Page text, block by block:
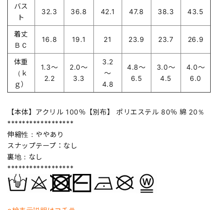
バス
ト
32.3 36.8 42.1 47.8 38.3 43.5
着丈
ＢＣ
16.8 19.1 21 23.9 23.7 26.9
体重
（ｋ
ｇ）
1.3～
2.2
2.0～
3.3
3.2
～
4.8
4.8～
6.5
3.0～
4.5
4.0～
6.0
【本体】アクリル 100％【別布】 ポリエステル 80％ 綿 20％
******************
伸縮性：ややあり
スナップテープ：なし
裏地：なし
******************